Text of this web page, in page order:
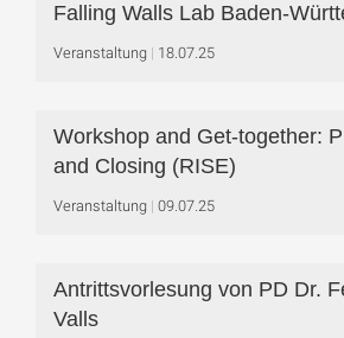
Falling Walls Lab Baden-
Veranstaltung 18.07.25
Workshop and Get-together:
and Closing (RISE)
Veranstaltung 09.07.25
Antrittsvorlesung von PD Dr.
Valls